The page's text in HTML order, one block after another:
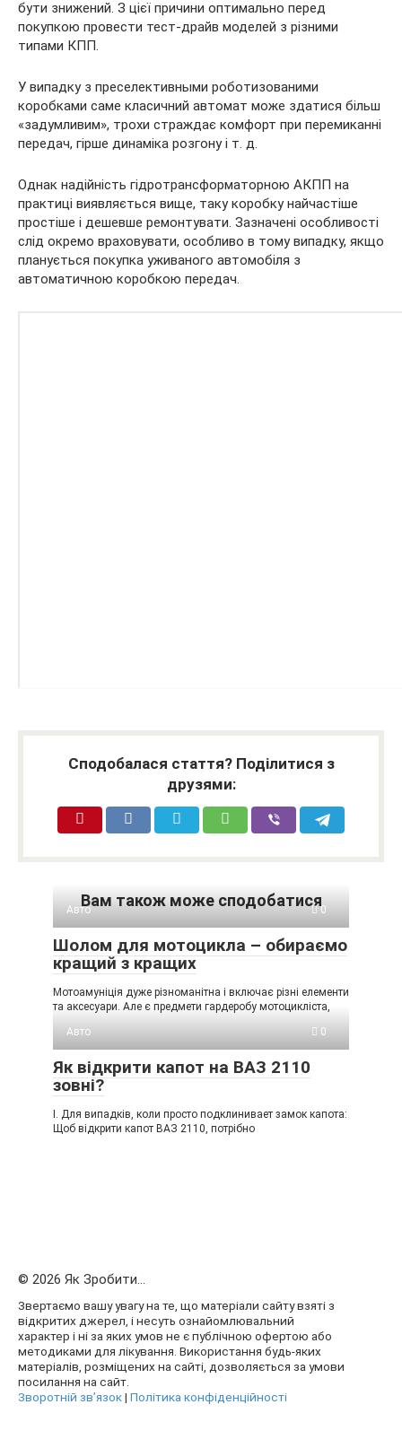
бути знижений. З цієї причини оптимально перед
покупкою провести тест-драйв моделей з різними
типами КПП.
У випадку з преселективными роботизованими
коробками саме класичний автомат може здатися більш
«задумливим», трохи страждає комфорт при перемиканні
передач, гірше динаміка розгону і т. д.
Однак надійність гідротрансформаторною АКПП на
практиці виявляється вище, таку коробку найчастіше
простіше і дешевше ремонтувати. Зазначені особливості
слід окремо враховувати, особливо в тому випадку, якщо
планується покупка уживаного автомобіля з
автоматичною коробкою передач.
Сподобалася стаття? Поділитися з
друзями:
Вам також може сподобатися
Авто 0
Шолом для мотоцикла – обираємо
кращий з кращих
Мотоамуніція дуже різноманітна і включає різні елементи
та аксесуари. Але є предмети гардеробу мотоцикліста,
Авто
0
Як відкрити капот на ВАЗ 2110
зовні?
I. Для випадків, коли просто подклинивает замок капота:
Щоб відкрити капот ВАЗ 2110, потрібно
© 2026 Як Зробити...
Звертаємо вашу увагу на те, що матеріали сайту взяті з
відкритих джерел, і несуть ознайомлювальний
характер і ні за яких умов не є публічною офертою або
методиками для лікування. Використання будь-яких
матеріалів, розміщених на сайті, дозволяється за умови
посилання на сайт.
Зворотній зв’язок| Політика конфіденційності